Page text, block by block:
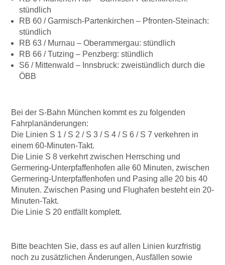
stündlich
RB 60 / Garmisch-Partenkirchen – Pfronten-Steinach:
stündlich
RB 63 / Murnau – Oberammergau: stündlich
RB 66 / Tutzing – Penzberg: stündlich
S6 / Mittenwald – Innsbruck: zweistündlich durch die
ÖBB
Bei der S-Bahn München kommt es zu folgenden
Fahrplanänderungen:
Die Linien S 1 / S 2 / S 3 / S 4 / S 6 / S 7 verkehren in
einem 60-Minuten-Takt.
Die Linie S 8 verkehrt zwischen Herrsching und
Germering-Unterpfaffenhofen alle 60 Minuten, zwischen
Germering-Unterpfaffenhofen und Pasing alle 20 bis 40
Minuten. Zwischen Pasing und Flughafen besteht ein 20-
Minuten-Takt.
Die Linie S 20 entfällt komplett.
Bitte beachten Sie, dass es auf allen Linien kurzfristig
noch zu zusätzlichen Änderungen, Ausfällen sowie